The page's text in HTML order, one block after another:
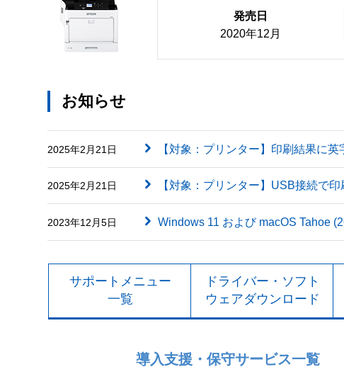
発売日
2020年12月
お知らせ
2025年2月21日 【対象：プリンター】印刷結果に
2025年2月21日 【対象：プリンター】USB接続で
2023年12月5日 Windows 11 および macOS Tahoe
サポートメニュー
一覧
ドライバー・ソフト
ウェアダウンロード
導入支援・保守サービス一覧